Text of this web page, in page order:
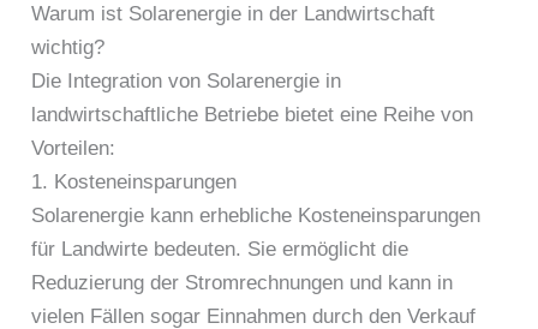
Warum ist Solarenergie in der Landwirtschaft
wichtig?
Die Integration von Solarenergie in
landwirtschaftliche Betriebe bietet eine Reihe von
Vorteilen:
1. Kosteneinsparungen
Solarenergie kann erhebliche Kosteneinsparungen
für Landwirte bedeuten. Sie ermöglicht die
Reduzierung der Stromrechnungen und kann in
vielen Fällen sogar Einnahmen durch den Verkauf